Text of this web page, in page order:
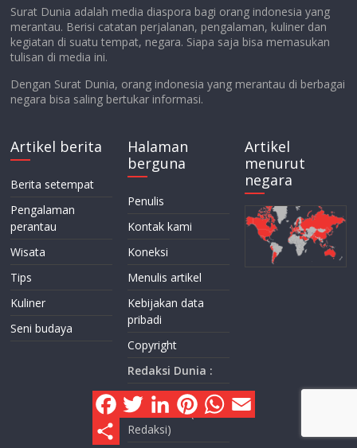
Surat Dunia adalah media diaspora bagi orang indonesia yang
merantau. Berisi catatan perjalanan, pengalaman, kuliner dan
kegiatan di suatu tempat, negara. Siapa saja bisa memasukan
tulisan di media ini.
Dengan Surat Dunia, orang indonesia yang merantau di berbagai
negara bisa saling bertukar informasi.
Artikel berita
Berita setempat
Pengalaman
perantau
Wisata
Tips
Kuliner
Seni budaya
Halaman
berguna
Penulis
Kontak kami
Koneksi
Menulis artikel
Kebijakan data
pribadi
Copyright
Redaksi Dunia :
Dini Kusmana
Massabuau (Chef
Redaksi)
Artikel
menurut
negara
F
a
c
T
w
i
t
L
n
P
n
W
h
a